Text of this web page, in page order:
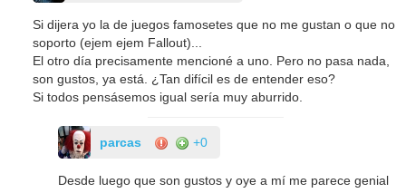
Si dijera yo la de juegos famosetes que no me gustan o que no
soporto (ejem ejem Fallout)...
El otro día precisamente mencioné a uno. Pero no pasa nada,
son gustos, ya está. ¿Tan difícil es de entender eso?
Si todos pensásemos igual sería muy aburrido.
parcas +0
Desde luego que son gustos y oye a mí me parece genial